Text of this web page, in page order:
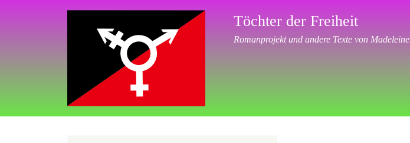
Töchter der Freiheit
Romanprojekt und andere Texte von Madeleine